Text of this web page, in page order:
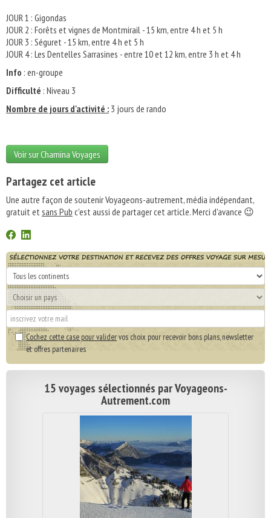
JOUR 1 : Gigondas
JOUR 2 : Forêts et vignes de Montmirail - 15 km, entre 4 h et 5 h
JOUR 3 : Séguret - 15 km, entre 4 h et 5 h
JOUR 4 : Les Dentelles Sarrasines - entre 10 et 12 km, entre 3 h et 4 h
Info : en-groupe
Difficulté : Niveau 3
Nombre de jours d'activité : 3 jours de rando
Voir sur Chamina Voyages
Partagez cet article
Une autre façon de soutenir Voyageons-autrement, média indépendant,
gratuit etsans Pub c'est aussi de partager cet article. Merci d'avance 😉
Cochez cette case pour validervos choix pour recevoir bons plans, newsletter
et offres partenaires
15 voyages sélectionnés par Voyageons-
Autrement.com